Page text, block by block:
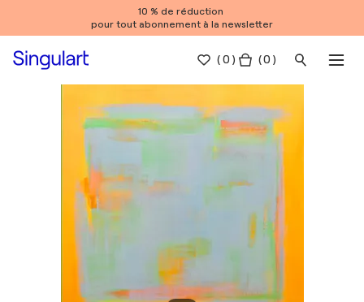
10 % de réduction
pour tout abonnement à la newsletter
(0 ) ( 0 )